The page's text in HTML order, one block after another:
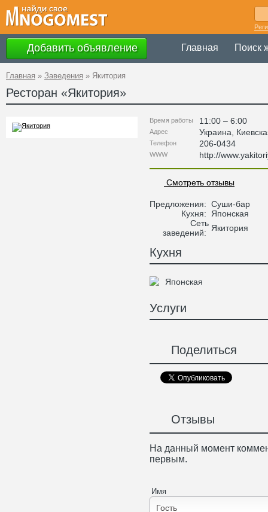
Добавить объявление Главная Поиск
Главная » Заведения » Якитория
Ресторан «Якитория»
Время работы 11:00 – 6:00
Адрес Украина
Телефон 206-0434
WWW http://
Смотреть отзывы
Предложения: Суши-бар
Кухня:
Японская
Сеть
заведений:
Якитория
Кухня
Японская
Услуги
Поделиться
Отзывы
На данный момент
первым.
Имя